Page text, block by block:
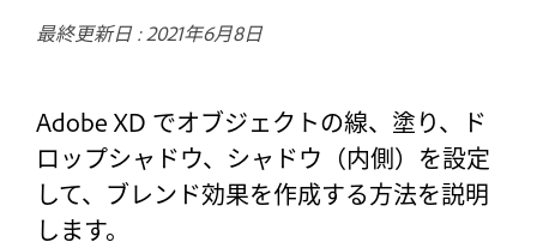
最終更新日 :2021年6月8日
Adobe XD でオブジェクトの線、塗り、ド
ロップシャドウ、シャドウ（内側）を設定
して、ブレンド効果を作成する方法を説明
します。